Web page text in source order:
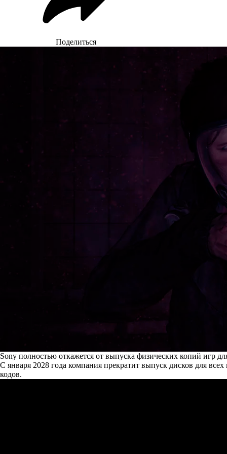
Поделиться
Sony полностью откажется от выпуска физических копий игр
С января 2028 года компания прекратит выпуск дисков для
кодов.